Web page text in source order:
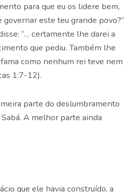
para que eu os lidere bem,
governar este teu grande povo?”
“… certamente lhe darei a
que pediu. Também lhe
como nenhum rei teve nem
1:7-12).
parte do deslumbramento
A melhor parte ainda
que ele havia construído, a